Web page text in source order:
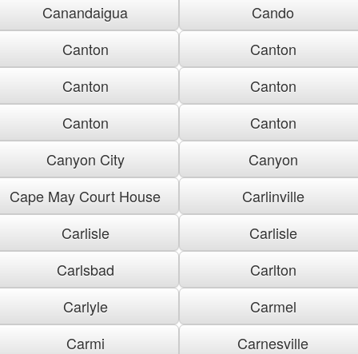
Canandaigua
Cando
Canton
Canton
Canton
Canton
Canton
Canton
Canyon City
Canyon
Cape May Court House
Carlinville
Carlisle
Carlisle
Carlsbad
Carlton
Carlyle
Carmel
Carmi
Carnesville